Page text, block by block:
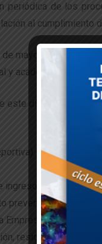
periódica de los
al
mayo de 2026 y
y académica.
este día son:
ingresos propios).
preventivo y/o
Empresas).
residencias